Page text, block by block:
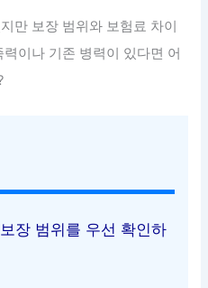
만 보장 범위와 보험료 차이
이나 기존 병력이 있다면 어
장 범위를 우선 확인하